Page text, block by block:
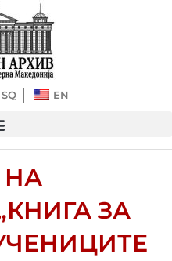
SQ EN
ЗА